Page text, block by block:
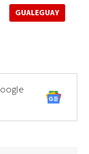
GUALEGUAY